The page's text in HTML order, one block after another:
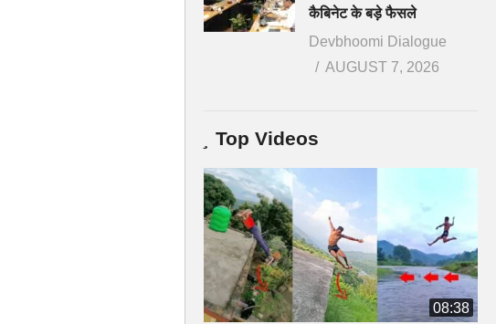
कैबिनेट के बड़े फैसले
Devbhoomi Dialogue
AUGUST 7, 2026
Top Videos
08:38